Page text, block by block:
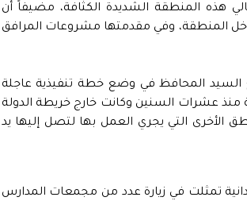
هذه المنطقة الشديدة الكثافة، مضيفاً أن
المنطقة، وفي مقدمتها مشروعات المرافق
السيد المحافظ في وضع خطة تنفيذية عاجلة
عشرات السنين وكانت خارج خريطة الدولة
الأخرى التي يجري العمل بها لتصل إليها يد
تمثلت في زيارة عدد من مجمعات المدارس